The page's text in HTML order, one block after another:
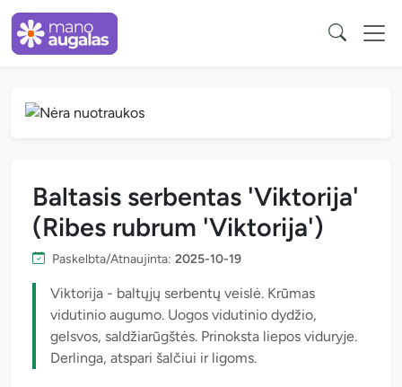
Baltasis serbentas 'Viktorija'
(Ribes rubrum 'Viktorija')
Paskelbta/Atnaujinta: 2025-10-19
Viktorija - baltųjų serbentų veislė. Krūmas
vidutinio augumo. Uogos vidutinio dydžio,
gelsvos, saldžiarūgštės. Prinoksta liepos viduryje.
Derlinga, atspari šalčiui ir ligoms.